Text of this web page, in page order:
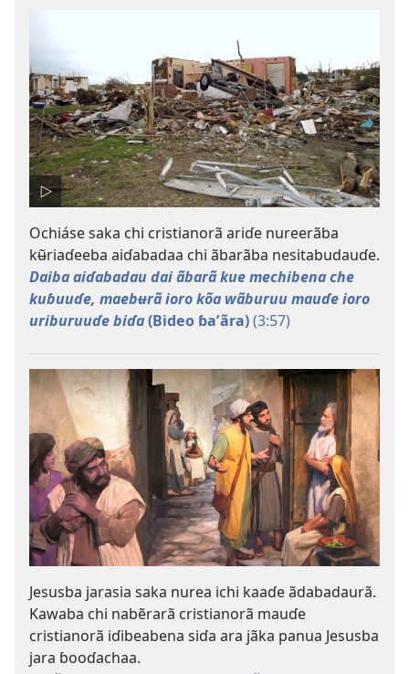
Ochiáse saka chi cristianorã ariɗe nureerãba
kʉ̃riaɗeeba aiɗabadaa chi ãbarãba nesitabudauɗe.
Daiba aiɗabadau dai ãbarã kue mechibena che
kuɓuuɗe, maebʉrã ioro kõa wãburuu mauɗe ioro
uriburuuɗe biɗa(Bideo ɓaʼãra)(3:57)
Jesusba jarasia saka nurea ichi kaaɗe ãdabadaurã.
Kawaba chi nabẽrarã cristianorã mauɗe
cristianorã iɗibeabena siɗa ara jãka panua Jesusba
jara ɓooɗachaa.